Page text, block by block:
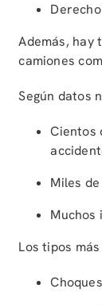
Además, hay
camiones
Según datos
Cientos
Miles
Muchos
Los tipos